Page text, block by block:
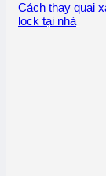
Cách thay quai
lock tại nhà